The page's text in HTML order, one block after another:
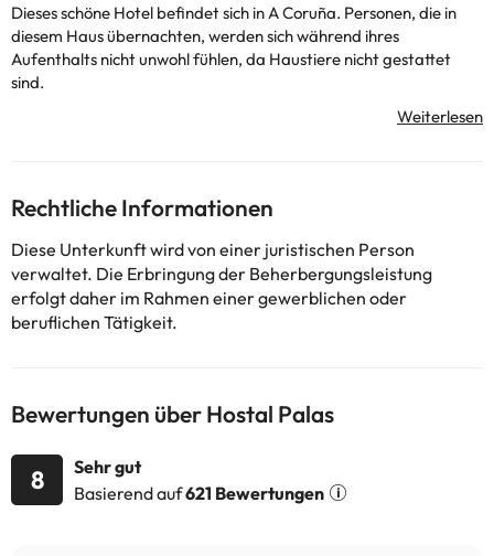
Dieses schöne Hotel befindet sich in A Coruña. Personen, die in
diesem Haus übernachten, werden sich während ihres
Aufenthalts nicht unwohl fühlen, da Haustiere nicht gestattet
sind.
Einige der detaillierten Dienstleistungen können bezahlt werden.
Die entsprechenden Preise könnt ihr direkt bei der Unterkunft
erfragen. Alle Informationen auf dieser Seite können von der
Unterkunft geändert werden. Wenn ihr Fragen habt, kontaktiert
uns.
Rechtliche Informationen
Diese Unterkunft wird von einer juristischen Person
verwaltet. Die Erbringung der Beherbergungsleistung
erfolgt daher im Rahmen einer gewerblichen oder
beruflichen Tätigkeit.
Bewertungen über Hostal Palas
8
Sehr gut
Basierend auf621 Bewertungen